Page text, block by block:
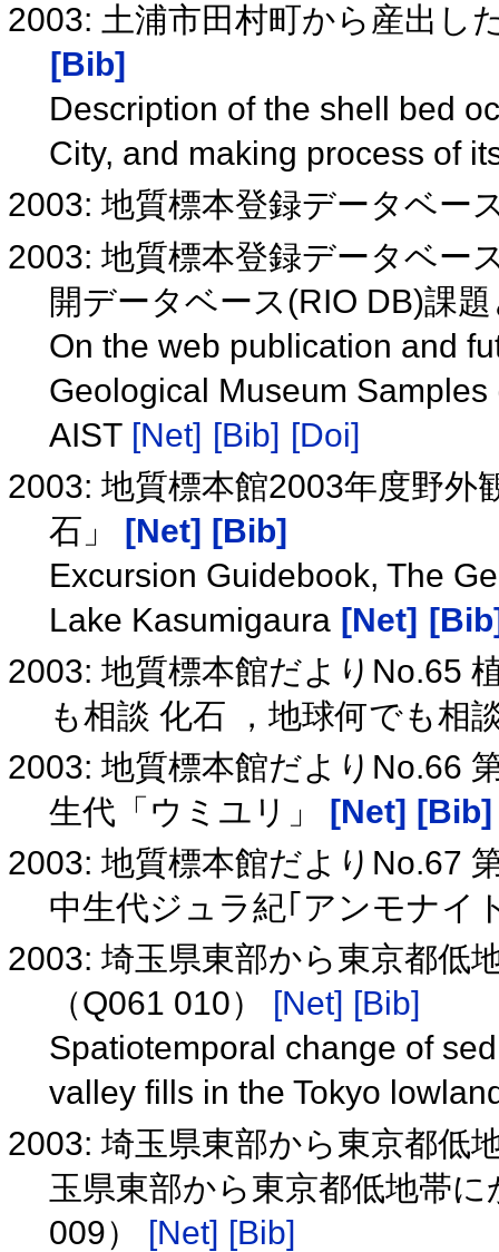
2003: 土浦市田村町から産出し
[Bib]
Description of the shell bed
City, and making process of
2003: 地質標本登録データベー
2003: 地質標本登録データベー
開データベース(RIO DB)課
On the web publication and
Geological Museum
AIST [Net] [Bib] [Doi]
2003: 地質標本館2003年度野外
石」 [Net] [Bib]
Excursion Guidebook, The
Lake Kasumigaura [Net]
2003: 地質標本館だよりNo.65
も相談 化石 ，地球何でも相
2003: 地質標本館だよりNo.66
生代「ウミユリ」 [Net] [Bib]
2003: 地質標本館だよりNo.67
中生代ジュラ紀｢アンモナイ
2003: 埼玉県東部から東京都低
（Q061 010） [Net] [Bib]
Spatiotemporal change of
valley fills in the Tokyo
2003: 埼玉県東部から東京都低
玉県東部から東京都低地帯
009） [Net] [Bib]